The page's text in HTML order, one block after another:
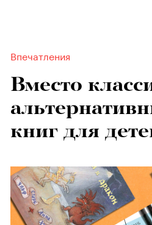
Впечатления
Вместо
книг для